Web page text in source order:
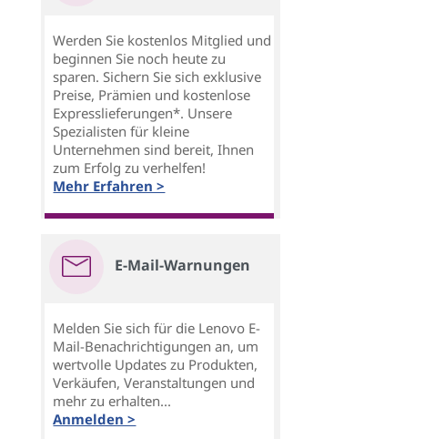
Werden Sie kostenlos Mitglied und
beginnen Sie noch heute zu
sparen. Sichern Sie sich exklusive
Preise, Prämien und kostenlose
Expresslieferungen*. Unsere
Spezialisten für kleine
Unternehmen sind bereit, Ihnen
zum Erfolg zu verhelfen!
Mehr Erfahren >
E-Mail-Warnungen
Melden Sie sich für die Lenovo E-
Mail-Benachrichtigungen an, um
wertvolle Updates zu Produkten,
Verkäufen, Veranstaltungen und
mehr zu erhalten...
Anmelden >